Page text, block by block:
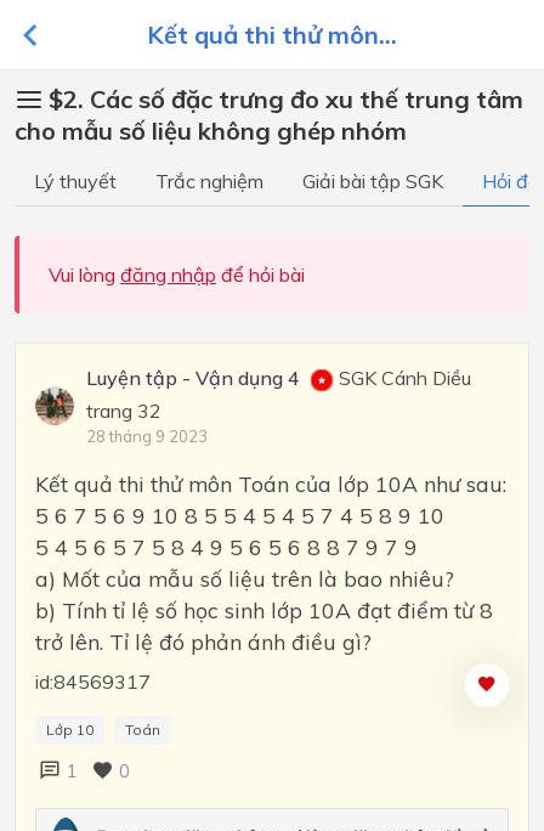
Kết quả thi thử môn...
$2. Các số đặc trưng đo xu thế trung tâm
cho mẫu số liệu không ghép nhóm
Lý thuyết Trắc nghiệm Giải bài tập SGK Hỏi
Vui lòng đăng nhập để hỏi bài
Luyện tập - Vận dụng 4
SGK Cánh Diều
trang 32
28 tháng 9 2023
Kết quả thi thử môn Toán của lớp 10A như sau:
5 6 7 5 6 9 10 8 5 5 4 5 4 5 7 4 5 8 9 10
5 4 5 6 5 7 5 8 4 9 5 6 5 6 8 8 7 9 7 9
a) Mốt của mẫu số liệu trên là bao nhiêu?
b) Tính tỉ lệ số học sinh lớp 10A đạt điểm từ 8
trở lên. Tỉ lệ đó phản ánh điều gì?
id:84569317
Lớp 10 Toán
1 0